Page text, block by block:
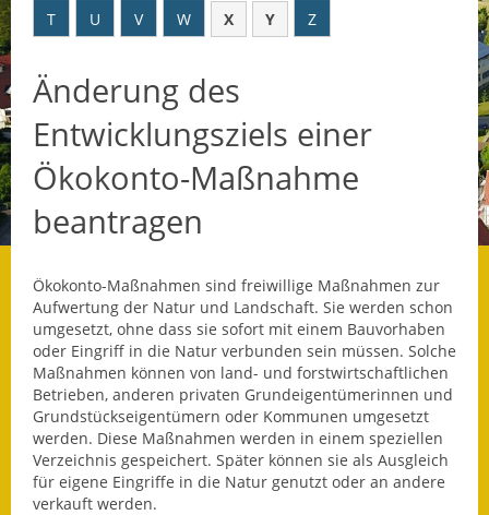
Datenschutz
Was die Alten noch
wussten!
Wagner-Werkstatt
Informationsbroschüre
Lärmaktionsplan
Leichte Sprache
T
U V W X Y Z
Änderung des
Entwicklungsziels einer
Ökokonto-Maßnahme
beantragen
Ökokonto-Maßnahmen sind freiwillige Maßnahmen zur
Aufwertung der Natur und Landschaft. Sie werden schon
umgesetzt, ohne dass sie sofort mit einem Bauvorhaben
oder Eingriff in die Natur verbunden sein müssen. Solche
Maßnahmen können von land- und forstwirtschaftlichen
Betrieben, anderen privaten Grundeigentümerinnen und
Grundstückseigentümern oder Kommunen umgesetzt
werden. Diese Maßnahmen werden in einem speziellen
Verzeichnis gespeichert. Später können sie als Ausgleich
für eigene Eingriffe in die Natur genutzt oder an andere
verkauft werden.